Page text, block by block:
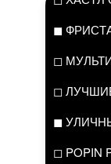
◼
◻
◻
◼
◻ POPIN